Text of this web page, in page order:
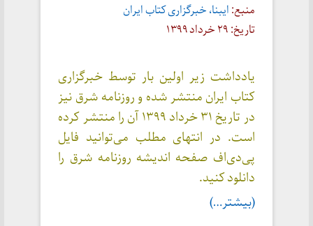
منبع:ایبنا، خبرگزاری کتاب ایران
تاریخ: ۲۹ خرداد ۱۳۹۹
یادداشت زیر اولین بار توسط خبرگزاری
کتاب ایران منتشر شده و روزنامه شرق نیز
در تاریخ ۳۱ خرداد ۱۳۹۹ آن را منتشر کرده
است. در انتهای مطلب می‌توانید فایل
پی‌دی‌اف صفحه اندیشه روزنامه شرق را
دانلود کنید.
(بیشتر…)